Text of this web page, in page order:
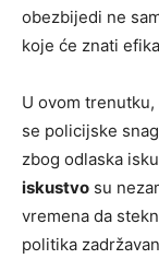
obezbijedi ne
koje će znati
U ovom
se policijske
zbog odlaska
iskustvo su
vremena da
politika